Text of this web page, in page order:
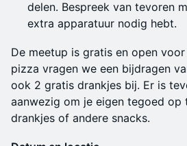
delen. Bespreek van tevoren
extra apparatuur nodig hebt.
De meetup is gratis en open
pizza vragen we een bijdragen
ook 2 gratis drankjes bij. Er is
aanwezig om je eigen tegoed
drankjes of andere snacks.